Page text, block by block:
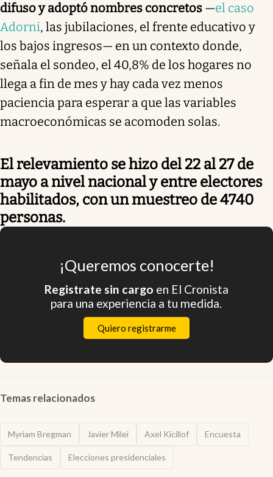
difuso y adoptó nombres concretos —el caso
Adorni, las jubilaciones, el frente educativo y
los bajos ingresos— en un contexto donde,
señala el sondeo, el 40,8% de los hogares no
llega a fin de mes y hay cada vez menos
paciencia para esperar a que las variables
macroeconómicas se acomoden solas.
El relevamiento se hizo del 22 al 27 de
mayo a nivel nacional y entre electores
habilitados, con un muestreo de 4740
personas.
¡Queremos conocerte!
Registrate sin cargo en El Cronista
para una experiencia a tu medida.
Quiero registrarme
Temas relacionados
Myriam Bregman Javier Milei Axel Kicillof Encuesta
Tendencias Elecciones presidenciales